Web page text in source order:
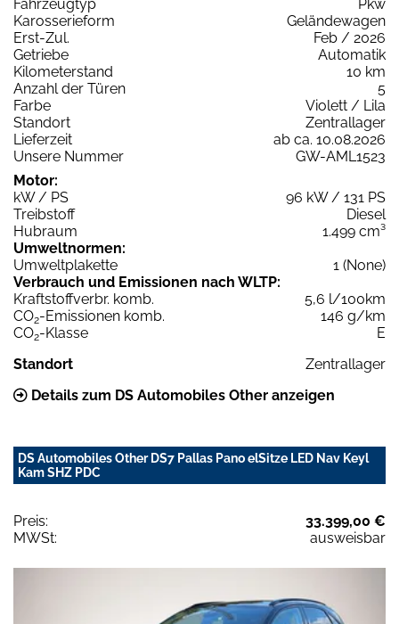
Fahrzeugtyp
Pkw
Karosserieform
Geländewagen
Erst-Zul.
Feb / 2026
Getriebe
Automatik
Kilometerstand
10 km
Anzahl der Türen
5
Farbe
Violett / Lila
Standort
Zentrallager
Lieferzeit
ab ca. 10.08.2026
Unsere Nummer
GW-AML1523
Motor:
kW / PS
96 kW / 131 PS
Treibstoff
Diesel
Hubraum
1.499 cm³
Umweltnormen:
Umweltplakette
1 (None)
Verbrauch und Emissionen nach WLTP:
Kraftstoffverbr. komb.
5,6 l/100km
CO2-Emissionen komb.
146 g/km
CO2-Klasse
E
Standort
Zentrallager
Details zum DS Automobiles Other anzeigen
DS Automobiles Other DS7 Pallas Pano elSitze LED Nav Keyl
Kam SHZ PDC
Preis:
33.399,00 €
MWSt:
ausweisbar